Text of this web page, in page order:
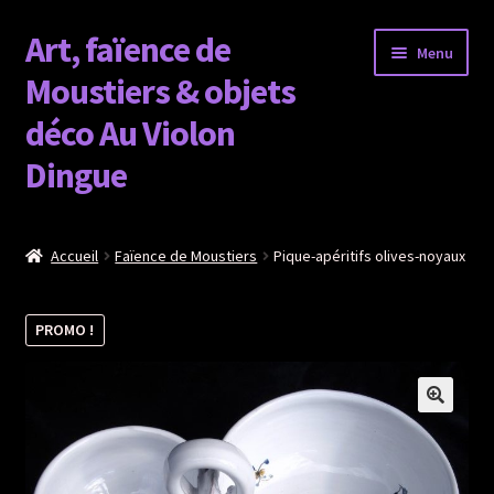
Aller
à
la
navigation
Aller
au
contenu
Art, faïence de
Moustiers & objets
déco Au Violon
Dingue
Menu
Horloge
Vaisselle
Accueil Faïence de Moustiers Pique-apéritifs olives-noyaux
PROMO !